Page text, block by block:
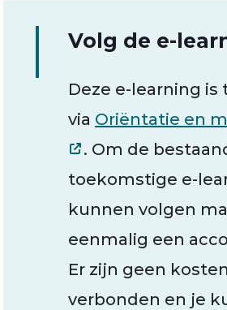
Volg de e-
Deze e-learning is
via Oriëntatie en
. Om de
toekomstige e-
kunnen volgen
eenmalig een
Er zijn geen
verbonden en je